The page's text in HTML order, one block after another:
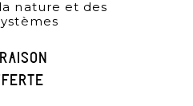
nature et des